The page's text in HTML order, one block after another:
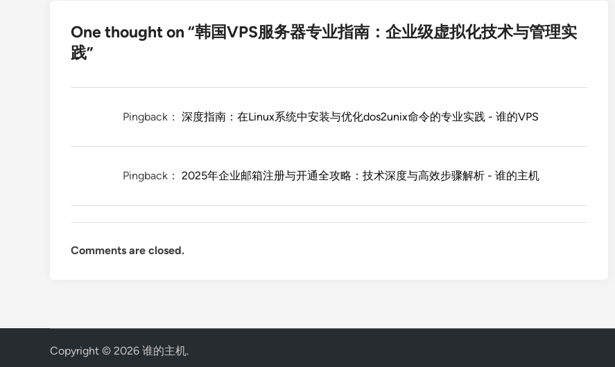
One thought on “韩国VPS服务器专业指南：企业级虚拟化技术与管理实
践”
Pingback： 深度指南：在Linux系统中安装与优化dos2unix命令的专业实践 - 谁的VPS
Pingback： 2025年企业邮箱注册与开通全攻略：技术深度与高效步骤解析 - 谁的主机
Comments are closed.
Copyright © 2026 谁的主机.